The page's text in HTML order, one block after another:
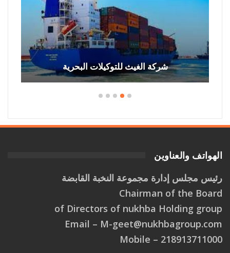
شركة الغيث للتوكيلات البحرية
الهواتف والعناوين
رئيس مجلس إدارة مجموعة النخبة القابضة
Chairman of the Board
of Directors of nukhba Holding group
Email – M-geet@nukhbagroup.com
218913711000 – Mobile